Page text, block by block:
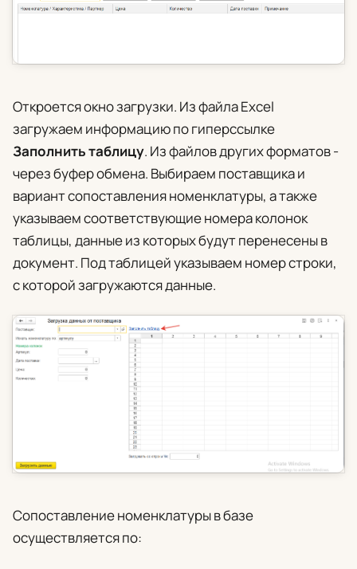
Откроется окно загрузки. Из файла Excel
загружаем информацию по гиперссылке
Заполнить таблицу. Из файлов других форматов -
через буфер обмена. Выбираем поставщика и
вариант сопоставления номенклатуры, а также
указываем соответствующие номера колонок
таблицы, данные из которых будут перенесены в
документ. Под таблицей указываем номер строки,
с которой загружаются данные.
Сопоставление номенклатуры в базе
осуществляется по: